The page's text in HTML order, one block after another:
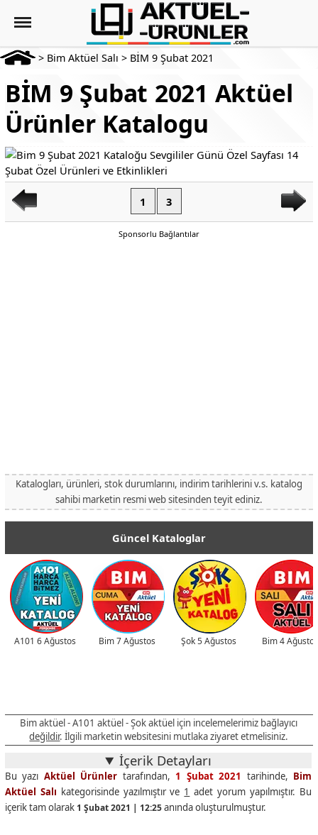
> Bim Aktüel Salı > BİM 9 Şubat 2021
BİM 9 Şubat 2021 Aktüel
Ürünler Katalogu
1 3
Sponsorlu Bağlantılar
Katalogları, ürünleri, stok durumlarını, indirim tarihlerini v.s. katalog
sahibi marketin resmi web sitesinden teyit ediniz.
Güncel Kataloglar
A101 6 Ağustos Bim 7 Ağustos Şok 5 Ağustos Bim 4 Ağustos
Bim aktüel - A101 aktüel - Şok aktüel için incelemelerimiz bağlayıcı
değildir. İlgili marketin websitesini mutlaka ziyaret etmelisiniz.
İçerik Detayları
Bu yazı Aktüel Ürünler tarafından, 1 Şubat 2021 tarihinde, Bim
Aktüel Salı kategorisinde yazılmıştır ve 1 adet yorum yapılmıştır. Bu
içerik tam olarak 1 Şubat 2021 | 12:25anında oluşturulmuştur.